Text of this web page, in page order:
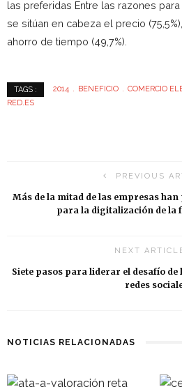
las preferidas Entre las razones
se sitúan en cabeza el precio
ahorro de tiempo (49,7%).
TAGS : 2014 BENEFICIO COMERCIO
RED.ES
PREVIOUS
Más de la mitad de las empresas
para la digitalización de la
NEXT
Siete pasos para liderar el desafío
redes
NOTICIAS RELACIONADAS